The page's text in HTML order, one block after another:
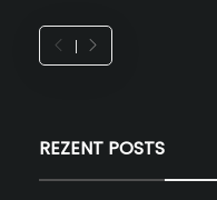
REZENT POSTS